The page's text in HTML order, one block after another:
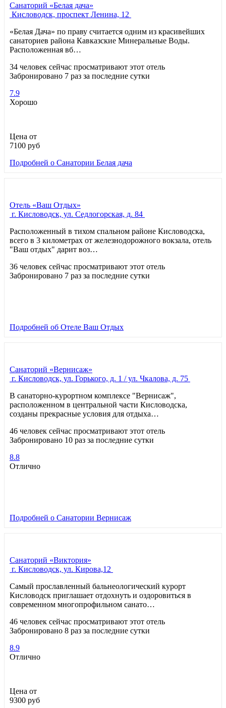
Санаторий «Белая дача»
Кисловодск, проспект Ленина, 12
«Белая Дача» по праву считается одним из красивейших
санаториев района Кавказские Минеральные Воды.
Расположенная вб…
34 человек сейчас просматривают этот отель
Забронировано 7 раз за последние сутки
7.9
Хорошо
Цена от
7100 руб
Подробней о Санатории Белая дача
Отель «Ваш Отдых»
г. Кисловодск, ул. Седлогорская, д. 84
Расположенный в тихом спальном районе Кисловодска,
всего в 3 километрах от железнодорожного вокзала, отель
"Ваш отдых" дарит воз…
36 человек сейчас просматривают этот отель
Забронировано 7 раз за последние сутки
Подробней об Отеле Ваш Отдых
Санаторий «Вернисаж»
г. Кисловодск, ул. Горького, д. 1 / ул. Чкалова, д. 75
В санаторно-курортном комплексе "Вернисаж",
расположенном в центральной части Кисловодска,
созданы прекрасные условия для отдыха…
46 человек сейчас просматривают этот отель
Забронировано 10 раз за последние сутки
8.8
Отлично
Подробней о Санатории Вернисаж
Санаторий «Виктория»
г. Кисловодск, ул. Кирова,12
Самый прославленный бальнеологический курорт
Кисловодск приглашает отдохнуть и оздоровиться в
современном многопрофильном санато…
46 человек сейчас просматривают этот отель
Забронировано 8 раз за последние сутки
8.9
Отлично
Цена от
9300 руб